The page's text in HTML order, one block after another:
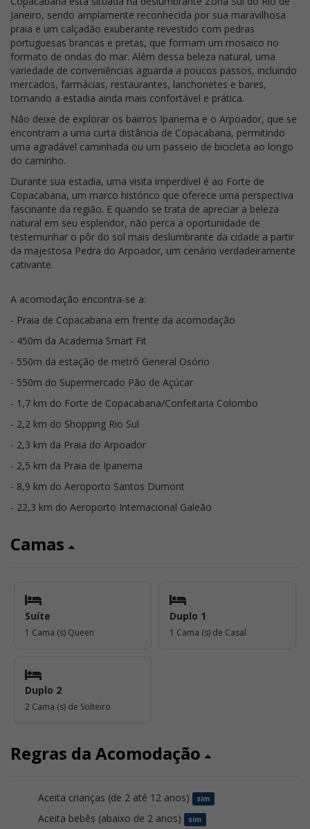
Janeiro, sendo amplamente reconhecida por sua maravilhosa
praia e um calçadão exuberante revestido com pedras
portuguesas brancas e pretas, que formam um mosaico no
formato de ondas do mar. Além dessa beleza natural, uma
variedade de conveniências aguarda a poucos passos, incluindo
mercados, farmácias, restaurantes, lanchonetes e bares,
tornando a estadia ainda mais confortável e prática.
Não deixe de explorar os bairros Ipanema e o Arpoador, que se
encontram a uma curta distância de Copacabana, permitindo
uma agradável caminhada ou um passeio de bicicleta ao longo
do caminho.
Durante sua estadia, uma visita imperdível é ao Forte de
Copacabana, um marco histórico que oferece uma perspectiva
fascinante da região. E quando se trata de apreciar a beleza
natural em seu esplendor, não perca a oportunidade de
testemunhar o pôr do sol mais deslumbrante da cidade a partir
da majestosa Pedra do Arpoador, um cenário verdadeiramente
cativante.
A acomodação encontra-se a:
- Praia de Copacabana em frente da acomodação
- 450m da Academia Smart Fit
- 550m da estação de metrô General Osório
- 550m do Supermercado Pão de Açúcar
- 1,7 km do Forte de Copacabana/Confeitaria Colombo
- 2,2 km do Shopping Rio Sul
- 2,3 km da Praia do Arpoador
- 2,5 km da Praia de Ipanema
- 8,9 km do Aeroporto Santos Dumont
- 22,3 km do Aeroporto Internacional Galeão
Camas
Suíte
1 Cama (s) Queen
Duplo 1
1 Cama (s) de Casal
Duplo 2
2 Cama (s) de Solteiro
Regras da Acomodação
Aceita crianças (de 2 até 12 anos) sim
Aceita bebês (abaixo de 2 anos) sim